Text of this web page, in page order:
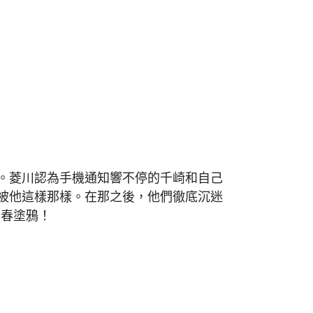
川認為手機通知響不停的千崎和自己
他這樣那樣。在那之後，他們徹底沉迷
塗鴉！